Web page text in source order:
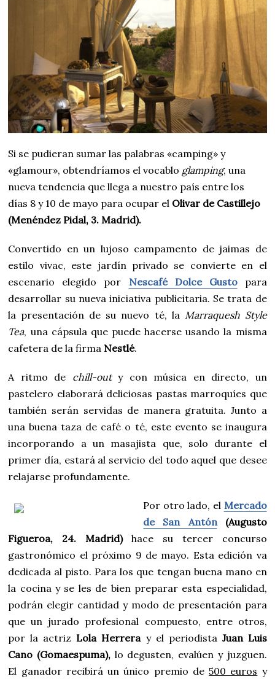
Si se pudieran sumar las palabras «camping» y
«glamour», obtendríamos el vocablo glamping, una
nueva tendencia que llega a nuestro país entre los
días 8 y 10 de mayo para ocupar el Olivar de Castillejo
(Menéndez Pidal, 3. Madrid).
Convertido en un lujoso campamento de jaimas de
estilo vivac, este jardín privado se convierte en el
escenario elegido por Nescafé Dolce Gustopara
desarrollar su nueva iniciativa publicitaria. Se trata de
la presentación de su nuevo té, la Marraquesh Style
Tea, una cápsula que puede hacerse usando la misma
cafetera de la firma Nestlé.
A ritmo de chill-outy con música en directo, un
pastelero elaborará deliciosas pastas marroquíes que
también serán servidas de manera gratuita. Junto a
una buena taza de café o té, este evento se inaugura
incorporando a un masajista que, solo durante el
primer día, estará al servicio del todo aquel que desee
relajarse profundamente.
Por otro lado, el Mercado
de San Antón(Augusto
Figueroa, 24. Madrid)hace su tercer concurso
gastronómico el próximo 9 de mayo. Esta edición va
dedicada al pisto. Para los que tengan buena mano en
la cocina y se les de bien preparar esta especialidad,
podrán elegir cantidad y modo de presentación para
que un jurado profesional compuesto, entre otros,
por la actriz Lola Herreray el periodista Juan Luis
Cano (Gomaespuma), lo degusten, evalúen y juzguen.
El ganador recibirá un único premio de500 euros y